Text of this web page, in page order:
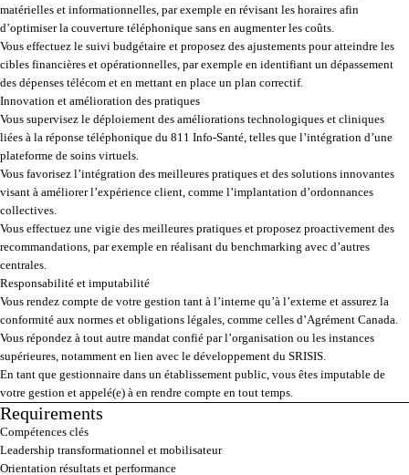
matérielles et informationnelles, par exemple en révisant les horaires afin
d’optimiser la couverture téléphonique sans en augmenter les coûts.
Vous effectuez le suivi budgétaire et proposez des ajustements pour atteindre les
cibles financières et opérationnelles, par exemple en identifiant un dépassement
des dépenses télécom et en mettant en place un plan correctif.
Innovation et amélioration des pratiques
Vous supervisez le déploiement des améliorations technologiques et cliniques
liées à la réponse téléphonique du 811 Info-Santé, telles que l’intégration d’une
plateforme de soins virtuels.
Vous favorisez l’intégration des meilleures pratiques et des solutions innovantes
visant à améliorer l’expérience client, comme l’implantation d’ordonnances
collectives.
Vous effectuez une vigie des meilleures pratiques et proposez proactivement des
recommandations, par exemple en réalisant du benchmarking avec d’autres
centrales.
Responsabilité et imputabilité
Vous rendez compte de votre gestion tant à l’interne qu’à l’externe et assurez la
conformité aux normes et obligations légales, comme celles d’Agrément Canada.
Vous répondez à tout autre mandat confié par l’organisation ou les instances
supérieures, notamment en lien avec le développement du SRISIS.
En tant que gestionnaire dans un établissement public, vous êtes imputable de
votre gestion et appelé(e) à en rendre compte en tout temps.
Requirements
Press space or enter keys to toggle section visibility
Compétences clés
Leadership transformationnel et mobilisateur
Orientation résultats et performance